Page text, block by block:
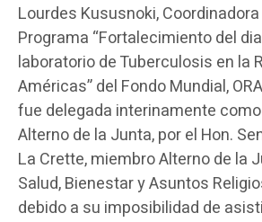
Lourdes Kususnoki,
Programa “Fortalecimiento del
laboratorio de Tuberculosis en la
Américas” del Fondo Mundial,
fue delegada interinamente
Alterno de la Junta, por el Hon.
La Crette, miembro Alterno de la
Salud, Bienestar y Asuntos
debido a su imposibilidad de